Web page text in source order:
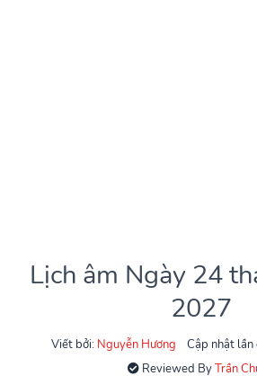
Lịch âm Ngày 24
2027
Viết bởi: Nguyễn Hương
Cập nhật
Reviewed ByTrần